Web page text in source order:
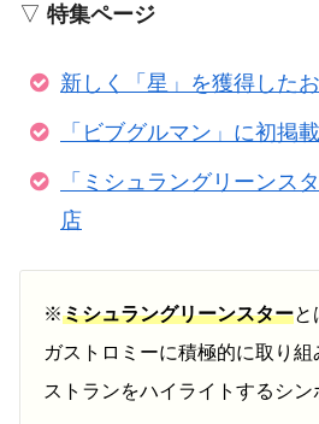
▽ 特集ページ
新しく「星」を獲得したお
「ビブグルマン」に初掲
「ミシュラングリーンス
店
※ミシュラングリーンスターと
ガストロミーに積極的に取り
ストランをハイライトするシン